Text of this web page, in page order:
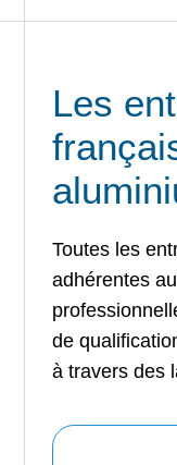
Les
Toutes les
adhérentes
de
à travers des